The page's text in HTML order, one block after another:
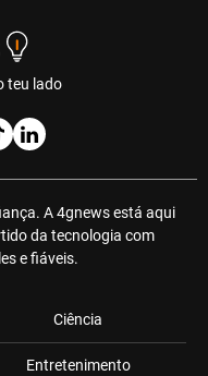
teu lado
A 4gnews está aqui
da tecnologia com
e fiáveis.
Ciência
Entretenimento